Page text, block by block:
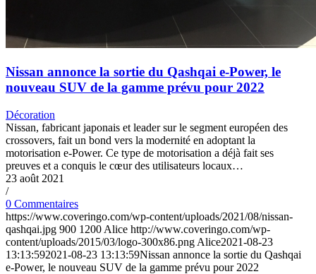
Nissan annonce la sortie du Qashqai e-Power, le
nouveau SUV de la gamme prévu pour 2022
Décoration
Nissan, fabricant japonais et leader sur le segment européen des
crossovers, fait un bond vers la modernité en adoptant la
motorisation e-Power. Ce type de motorisation a déjà fait ses
preuves et a conquis le cœur des utilisateurs locaux…
23 août 2021
/
0 Commentaires
https://www.coveringo.com/wp-content/uploads/2021/08/nissan-
qashqai.jpg 900 1200 Alice http://www.coveringo.com/wp-
content/uploads/2015/03/logo-300x86.png Alice2021-08-23
13:13:592021-08-23 13:13:59Nissan annonce la sortie du Qashqai
e-Power, le nouveau SUV de la gamme prévu pour 2022